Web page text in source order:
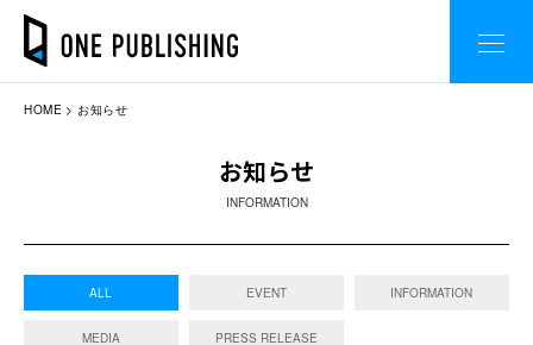
HOME お知らせ
お知らせ
INFORMATION
ALL EVENT INFORMATION
MEDIA PRESS RELEASE